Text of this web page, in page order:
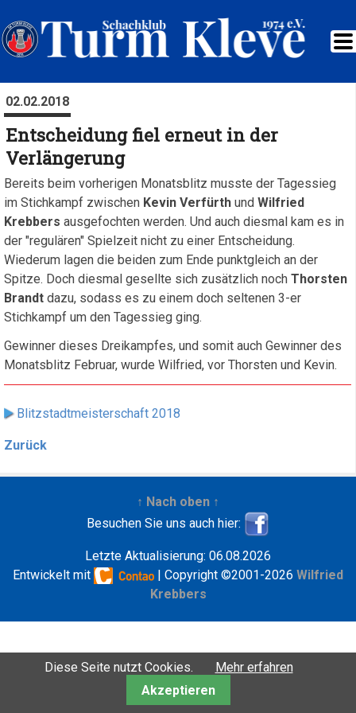
02.02.2018
Entscheidung fiel erneut in der
Verlängerung
Bereits beim vorherigen Monatsblitz musste der Tagessieg
im Stichkampf zwischen Kevin Verfürth und Wilfried
Krebbers ausgefochten werden. Und auch diesmal kam es in
der "regulären" Spielzeit nicht zu einer Entscheidung.
Wiederum lagen die beiden zum Ende punktgleich an der
Spitze. Doch diesmal gesellte sich zusätzlich noch Thorsten
Brandt dazu, sodass es zu einem doch seltenen 3-er
Stichkampf um den Tagessieg ging.
Gewinner dieses Dreikampfes, und somit auch Gewinner des
Monatsblitz Februar, wurde Wilfried, vor Thorsten und Kevin.
Blitzstadtmeisterschaft 2018
Zurück
↑ Nach oben ↑
Besuchen Sie uns auch hier:
Letzte Aktualisierung: 06.08.2026
Entwickelt mit
| Copyright ©2001-2026 Wilfried
Krebbers
Diese Seite nutzt Cookies.
Mehr erfahren
Akzeptieren